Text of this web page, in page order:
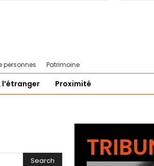
personnes Patrimoine
l’étranger Proximité
Search